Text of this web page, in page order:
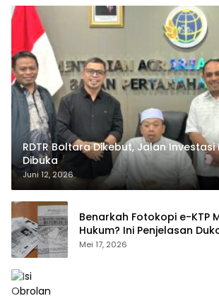
RDTR Boltara Dikebut, Jalan
Dibuka
Juni 12, 2026
Benarkah Fotokopi e-KTP
Hukum? Ini Penjelasan
Mei 17, 2026